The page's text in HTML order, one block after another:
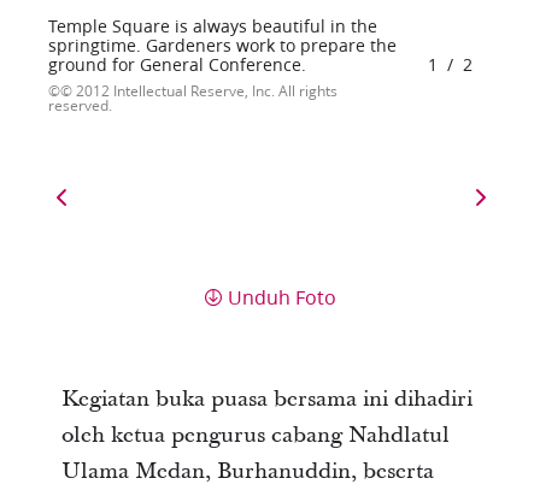
Temple Square is always beautiful in the
springtime. Gardeners work to prepare the
ground for General Conference.
© 2012 Intellectual Reserve, Inc. All rights
reserved.
1 / 2
Unduh Foto
Kegiatan buka puasa bersama ini dihadiri
oleh ketua pengurus cabang Nahdlatul
Ulama Medan, Burhanuddin, beserta